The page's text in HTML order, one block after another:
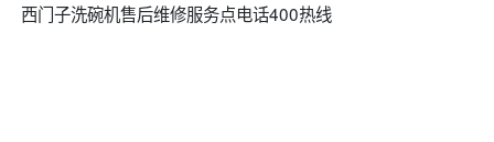
西门子洗碗机售后维修服务点电话400热线